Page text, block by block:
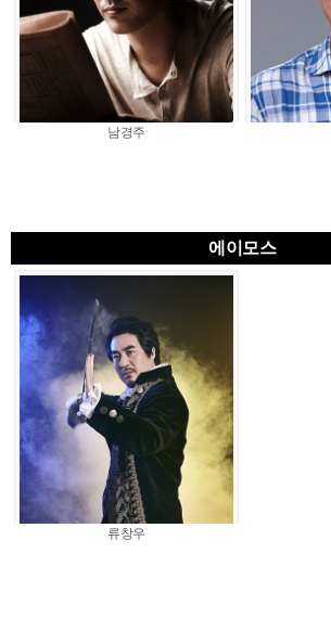
남경주
에이모스
류창우